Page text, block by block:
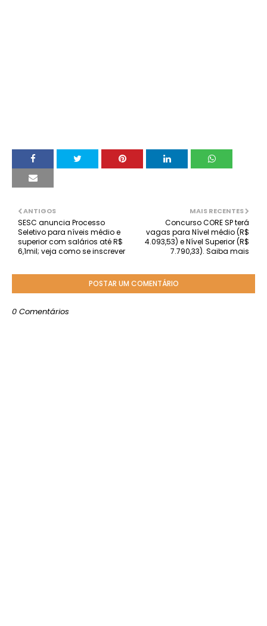
MAIS RECENTES
Concurso CORE SP terá
vagas para Nível médio (R$
4.093,53) e Nível Superior (R$
7.790,33). Saiba mais
ANTIGOS
SESC anuncia Processo
Seletivo para níveis médio e
superior com salários até R$
6,1mil; veja como se inscrever
POSTAR UM COMENTÁRIO
0 Comentários